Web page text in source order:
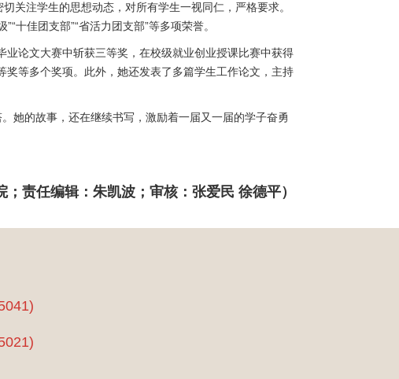
关注学生的思想动态，对所有学生一视同仁，严格要求。
十佳团支部”“省活力团支部”等多项荣誉。
论文大赛中斩获三等奖，在校级就业创业授课比赛中获得
等多个奖项。此外，她还发表了多篇学生工作论文，主持
她的故事，还在继续书写，激励着一届又一届的学子奋勇
；责任编辑：朱凯波；审核：张爱民 徐德平）